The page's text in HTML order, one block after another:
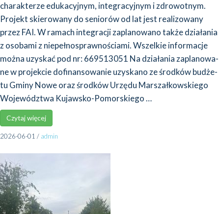
cha­rak­te­rze edu­ka­cyj­nym, inte­gra­cyj­nym i zdro­wot­nym.
Pro­jekt skie­ro­wa­ny do senio­rów od lat jest reali­zo­wa­ny
przez FAI. W ramach inte­gra­cji zapla­no­wa­no tak­że dzia­ła­nia
z oso­ba­mi z nie­peł­no­spraw­no­ścia­mi. Wszel­kie infor­ma­cje
moż­na uzy­skać pod nr: 669513051 Na dzia­ła­nia zapla­no­wa­
ne w pro­jek­cie dofi­nan­so­wa­nie uzy­ska­no ze środ­ków budże­
tu Gmi­ny Nowe oraz środ­ków Urzę­du Mar­szał­kow­skie­go
Woje­wódz­twa Kujaw­sko-Pomor­skie­go …
Czy­taj wię­cej
2026-06-01 / admin